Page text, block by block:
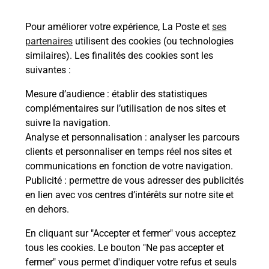
Pour améliorer votre expérience, La Poste et ses
partenaires utilisent des cookies (ou technologies
similaires). Les finalités des cookies sont les
suivantes :
Mesure d’audience : établir des statistiques
complémentaires sur l’utilisation de nos sites et
suivre la navigation.
Analyse et personnalisation : analyser les parcours
clients et personnaliser en temps réel nos sites et
communications en fonction de votre navigation.
Publicité : permettre de vous adresser des publicités
en lien avec vos centres d’intérêts sur notre site et
en dehors.
En cliquant sur "Accepter et fermer" vous acceptez
tous les cookies. Le bouton "Ne pas accepter et
fermer" vous permet d'indiquer votre refus et seuls
En savoir plus
Malin !
La Poste
en ligne
Ouvert 24h/24
En savoir plus